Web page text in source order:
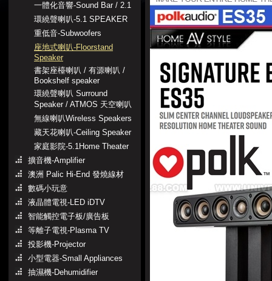
一體化音響-Sound Bar / 2.1
環繞聲喇叭-5.1 SPEAKER
重低音-Subwoofers
座地式喇叭-Floorstand
Speaker
書架座檯喇叭 / 有源喇叭 /
Bookshelf speaker
環繞聲喇叭 Surround
Speaker / ATMOS 天空喇叭
無線喇叭Wireless Speakers
藏天花喇叭-Ceiling Speaker
家庭影院-5.1Home Theater
擴音機-Amplifier
澳洲 Palic Hi-End 發燒線材
數碼小玩意
液晶體電視-LED iDTV
智能觸控電子板/廣告板
等離子電視-Plasma TV
投影機-Projector
小型電器-Small Appliances
抽濕機-Dehumidifier